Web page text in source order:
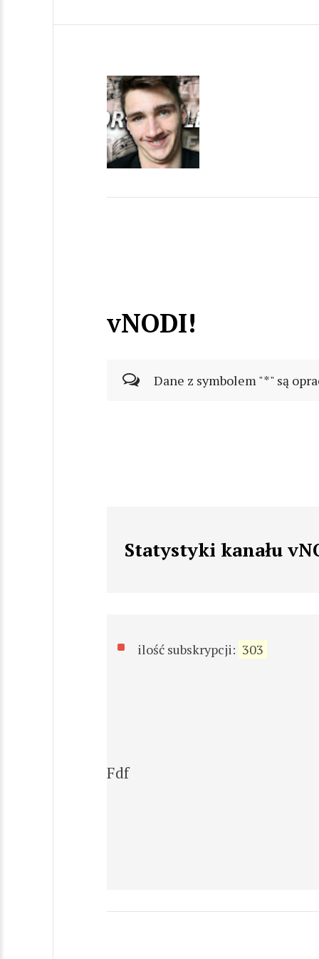
vNODI!
Dane z symbolem "*" są
Statystyki kanału
ilość subskrypcji: 303
Fdf